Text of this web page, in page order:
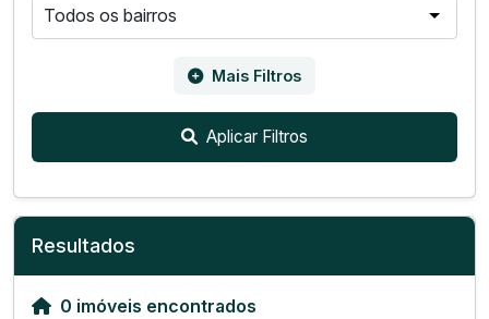
Mais Filtros
Aplicar Filtros
Resultados
0 imóveis encontrados